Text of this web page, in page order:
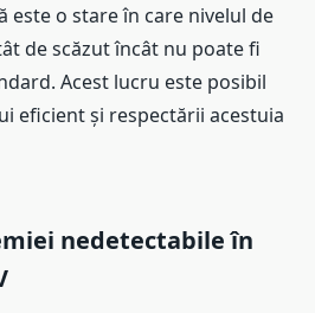
este o stare în care nivelul de
de scăzut încât nu poate fi
Acest lucru este posibil
eficient și respectării acestuia
nedetectabile în